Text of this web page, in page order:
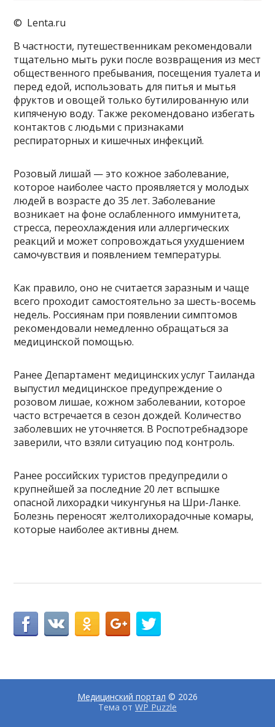
© Lenta.ru
В частности, путешественникам рекомендовали
тщательно мыть руки после возвращения из мест
общественного пребывания, посещения туалета и
перед едой, использовать для питья и мытья
фруктов и овощей только бутилированную или
кипяченую воду. Также рекомендовано избегать
контактов с людьми с признаками
респираторных и кишечных инфекций.
Розовый лишай — это кожное заболевание,
которое наиболее часто проявляется у молодых
людей в возрасте до 35 лет. Заболевание
возникает на фоне ослабленного иммунитета,
стресса, переохлаждения или аллергических
реакций и может сопровождаться ухудшением
самочувствия и появлением температуры.
Как правило, оно не считается заразным и чаще
всего проходит самостоятельно за шесть-восемь
недель. Россиянам при появлении симптомов
рекомендовали немедленно обращаться за
медицинской помощью.
Ранее Департамент медицинских услуг Таиланда
выпустил медицинское предупреждение о
розовом лишае, кожном заболевании, которое
часто встречается в сезон дождей. Количество
заболевших не уточняется. В Роспотребнадзоре
заверили, что взяли ситуацию под контроль.
Ранее российских туристов предупредили о
крупнейшей за последние 20 лет вспышке
опасной лихорадки чикунгунья на Шри-Ланке.
Болезнь переносят желтолихорадочные комары,
которые наиболее активны днем.
Медицинский портал © 2026
Тема от WP Puzzle